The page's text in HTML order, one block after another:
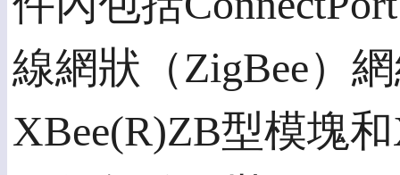
線網狀（ZigBee）
XBee(R)ZB型模塊